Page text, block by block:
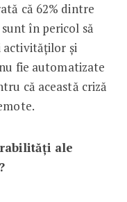
că 62% dintre
în pericol să
activităţilor și
fie automatizate
că această criză
ale